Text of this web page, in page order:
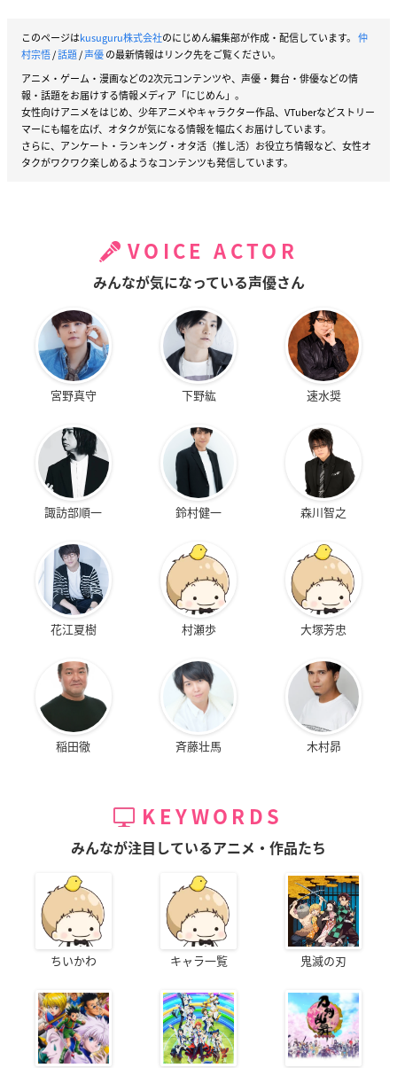
このページはkusuguru株式会社のにじめん編集部が作成・配信しています。 仲
村宗悟/話題/声優の最新情報はリンク先をご覧ください。
アニメ・ゲーム・漫画などの2次元コンテンツや、声優・舞台・俳優などの情
報・話題をお届けする情報メディア「にじめん」。
女性向けアニメをはじめ、少年アニメやキャラクター作品、VTuberなどストリー
マーにも幅を広げ、オタクが気になる情報を幅広くお届けしています。
さらに、アンケート・ランキング・オタ活（推し活）お役立ち情報など、女性オ
タクがワクワク楽しめるようなコンテンツも発信しています。
VOICE ACTOR
みんなが気になっている声優さん
宮野真守 下野紘 速水奨
諏訪部順一 鈴村健一 森川智之
花江夏樹 村瀬歩 大塚芳忠
稲田徹 斉藤壮馬 木村昴
KEYWORDS
みんなが注目しているアニメ・作品たち
ちいかわ キャラ一覧 鬼滅の刃